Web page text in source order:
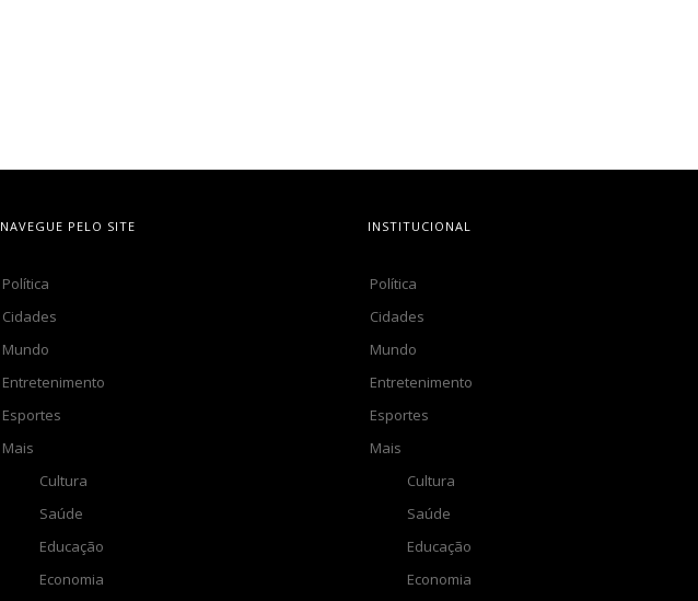
NAVEGUE PELO SITE
Política
Cidades
Mundo
Entretenimento
Esportes
Mais
Cultura
Saúde
Educação
Economia
INSTITUCIONAL
Política
Cidades
Mundo
Entretenimento
Esportes
Mais
Cultura
Saúde
Educação
Economia